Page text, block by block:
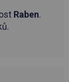
Raben.